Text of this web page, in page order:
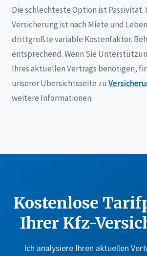
Die schlechteste Option ist Passivität.
Versicherung ist nach Miete und
drittgrößte variable Kostenfaktor.
entsprechend. Wenn Sie
Ihres aktuellen Vertrags benötigen,
unserer Übersichtsseite zu
weitere Informationen.
Kostenlose
Ihrer Kfz-
Ich analysiere Ihren aktuellen